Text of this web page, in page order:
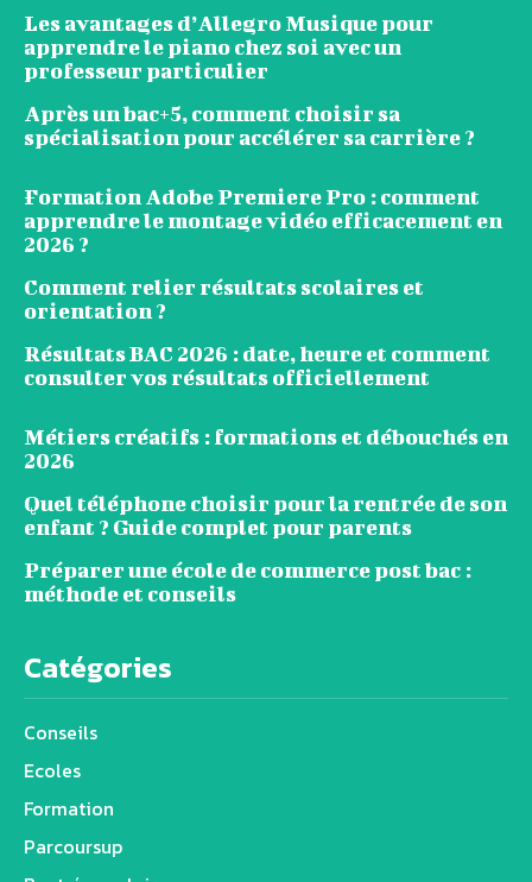
Les avantages d’Allegro Musique pour
apprendre le piano chez soi avec un
professeur particulier
Après un bac+5, comment choisir sa
spécialisation pour accélérer sa carrière ?
Formation Adobe Premiere Pro : comment
apprendre le montage vidéo efficacement en
2026 ?
Comment relier résultats scolaires et
orientation ?
Résultats BAC 2026 : date, heure et comment
consulter vos résultats officiellement
Métiers créatifs : formations et débouchés en
2026
Quel téléphone choisir pour la rentrée de son
enfant ? Guide complet pour parents
Préparer une école de commerce post bac :
méthode et conseils
Catégories
Conseils
Ecoles
Formation
Parcoursup